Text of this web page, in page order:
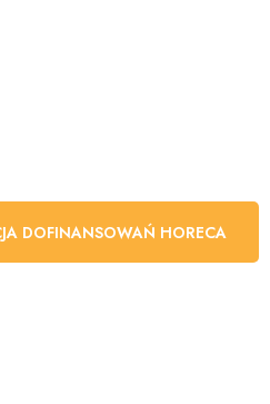
DOFINANSOWAŃ HORECA